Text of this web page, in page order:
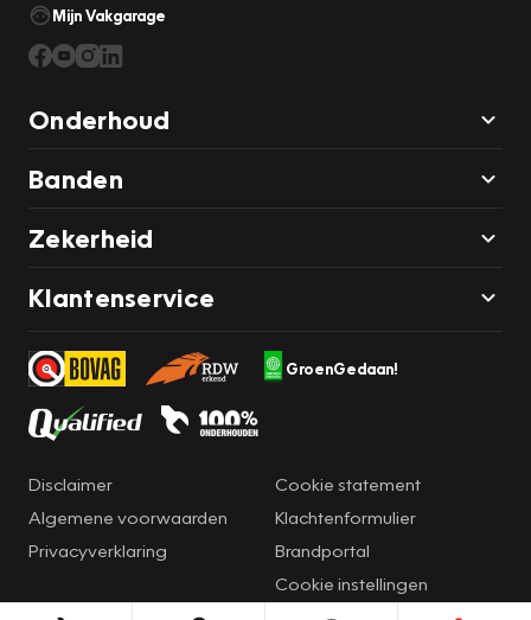
Mijn Vakgarage
Onderhoud
Banden
Zekerheid
Klantenservice
GroenGedaan!
Disclaimer
Algemene voorwaarden
Privacyverklaring
Cookie statement
Klachtenformulier
Brandportal
Cookie instellingen